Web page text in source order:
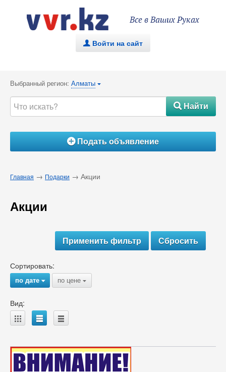
Все в Ваших Руках
. Войти на сайт
Выбранный регион: Алматы {
#Найти
ÁПодать объявление
Главная → Подарки → Акции
Акции
Сортировать:
по дате{ по цене {
Вид:
A B C